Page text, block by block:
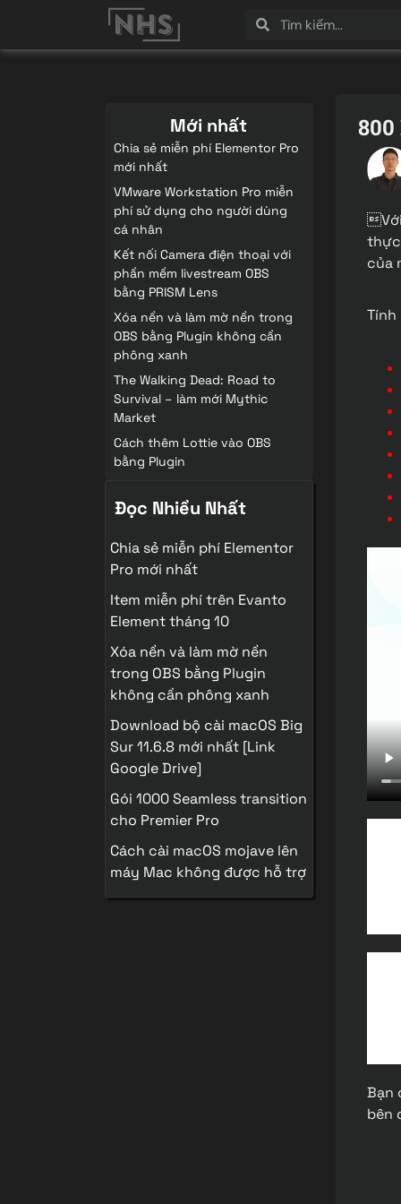
Mới nhất
Chia sẻ miễn phí Elementor Pro
mới nhất
VMware Workstation Pro miễn
phí sử dụng cho người dùng
cá nhân
Kết nối Camera điện thoại với
phần mềm livestream OBS
bằng PRISM Lens
Xóa nền và làm mờ nền trong
OBS bằng Plugin không cần
phông xanh
The Walking Dead: Road to
Survival – làm mới Mythic
Market
Cách thêm Lottie vào OBS
bằng Plugin
Đọc Nhiều Nhất
Chia sẻ miễn phí Elementor
Pro mới nhất
Item miễn phí trên Evanto
Element tháng 10
Xóa nền và làm mờ nền
trong OBS bằng Plugin
không cần phông xanh
Download bộ cài macOS Big
Sur 11.6.8 mới nhất [Link
Google Drive]
Gói 1000 Seamless transition
cho Premier Pro
Cách cài macOS mojave lên
máy Mac không được hỗ trợ
thực
của
Tính
Bạn
bên